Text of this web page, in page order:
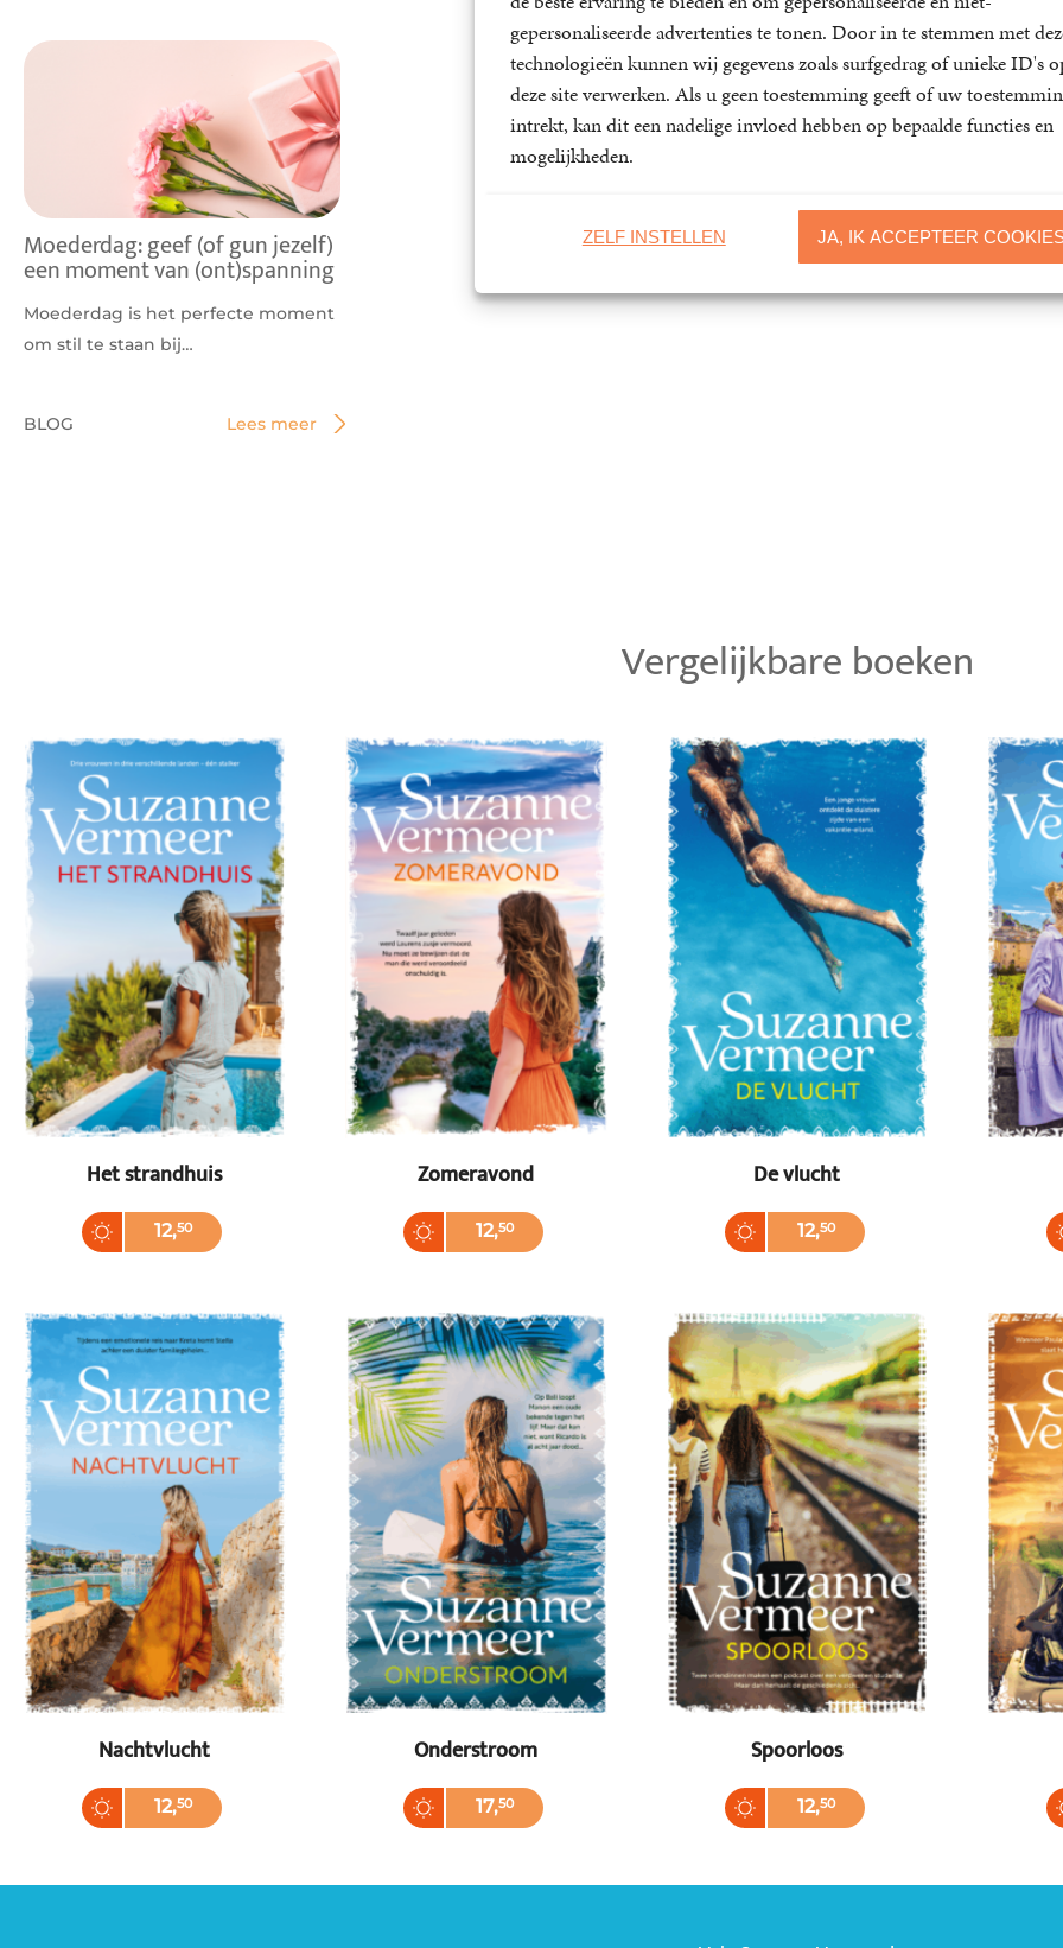
gepersonaliseerde advertenties te tonen. Door in te stemmen met
technologieën kunnen wij gegevens zoals surfgedrag of unieke ID's
deze site verwerken. Als u geen toestemming geeft of uw
intrekt, kan dit een nadelige invloed hebben op bepaalde functies en
mogelijkheden.
JA, IK ACCEPTEER
ZELF INSTELLEN
Moederdag: geef (of gun jezelf)
een moment van (ont)spanning
Moederdag is het perfecte moment
om stil te staan bij…
Lees meer
BLOG
Vergelijkbare boeken
Het strandhuis
12,50
Paperback
Zomeravond
12,50
Paperback
De vlucht
12,50
Paperback
Nachtvlucht
12,50
Paperback
Onderstroom
17,50
Paperback
Spoorloos
12,50
Paperback